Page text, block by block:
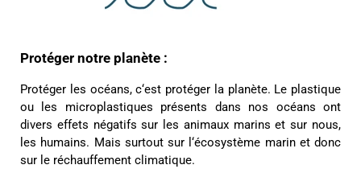
Protéger notre planète :
Protéger les océans, c‘est protéger la planète. Le plastique
ou les microplastiques présents dans nos océans ont
divers effets négatifs sur les animaux marins et sur nous,
les humains. Mais surtout sur l‘écosystème marin et donc
sur le réchauffement climatique.